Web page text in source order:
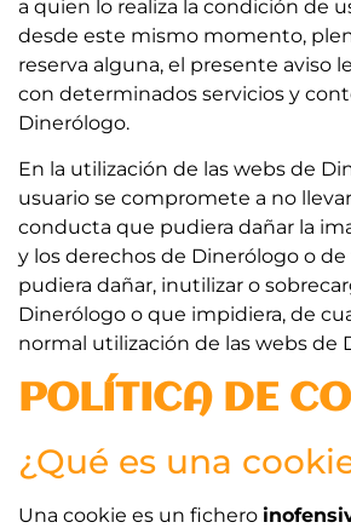
a quien lo realiza la condición de
desde este mismo momento,
reserva alguna, el presente aviso
con determinados servicios y
Dinerólogo.
En la utilización de las webs de
usuario se compromete a no
conducta que pudiera dañar la
y los derechos de Dinerólogo o
pudiera dañar, inutilizar o
Dinerólogo o que impidiera, de
normal utilización de las webs de
POLÍTICA DE
¿Qué es una
Una cookie es un fichero